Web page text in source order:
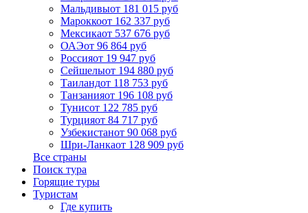
Мальдивыот 181 015 руб
Мароккоот 162 337 руб
Мексикаот 537 676 руб
ОАЭот 96 864 руб
Россияот 19 947 руб
Сейшелыот 194 880 руб
Таиландот 118 753 руб
Танзанияот 196 108 руб
Тунисот 122 785 руб
Турцияот 84 717 руб
Узбекистанот 90 068 руб
Шри-Ланкаот 128 909 руб
Все страны
Поиск тура
Горящие туры
Туристам
Где купить